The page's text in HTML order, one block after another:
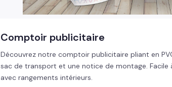
Comptoir publicitaire
Découvrez notre comptoir publicitaire pliant en
sac de transport et une notice de montage. Facile
avec rangements intérieurs.